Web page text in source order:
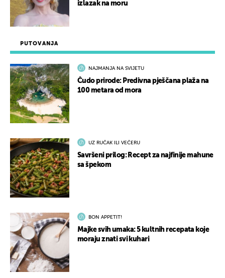
PUTOVANJA
NAJMANJA NA SVIJETU
Čudo prirode: Predivna pješčana plaža na
100 metara od mora
UZ RUČAK ILI VEČERU
Savršeni prilog: Recept za najfinije mahune
sa špekom
BON APPETIT!
Majke svih umaka: 5 kultnih recepata koje
moraju znati svi kuhari
izlazak na moru